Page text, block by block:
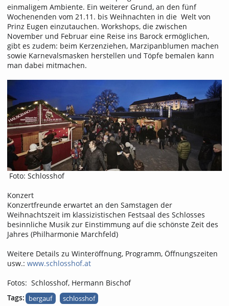
einmaligem Ambiente. Ein weiterer Grund, an den fünf
Wochenenden vom 21.11. bis Weihnachten in die Welt von
Prinz Eugen einzutauchen. Workshops, die zwischen
November und Februar eine Reise ins Barock ermöglichen,
gibt es zudem: beim Kerzenziehen, Marzipanblumen machen
sowie Karnevalsmasken herstellen und Töpfe bemalen kann
man dabei mitmachen.
Foto: Schlosshof
Konzert
Konzertfreunde erwartet an den Samstagen der
Weihnachtszeit im klassizistischen Festsaal des Schlosses
besinnliche Musik zur Einstimmung auf die schönste Zeit des
Jahres (Philharmonie Marchfeld)
Weitere Details zu Winteröffnung, Programm, Öffnungszeiten
usw.: www.schlosshof.at
Fotos: Schlosshof, Hermann Bischof
Tags: bergauf schlosshof